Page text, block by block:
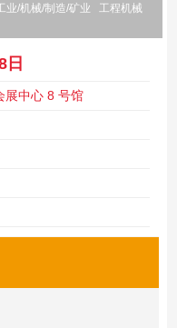
业/机械/制造/矿业
工程机械
日
展中心 8 号馆